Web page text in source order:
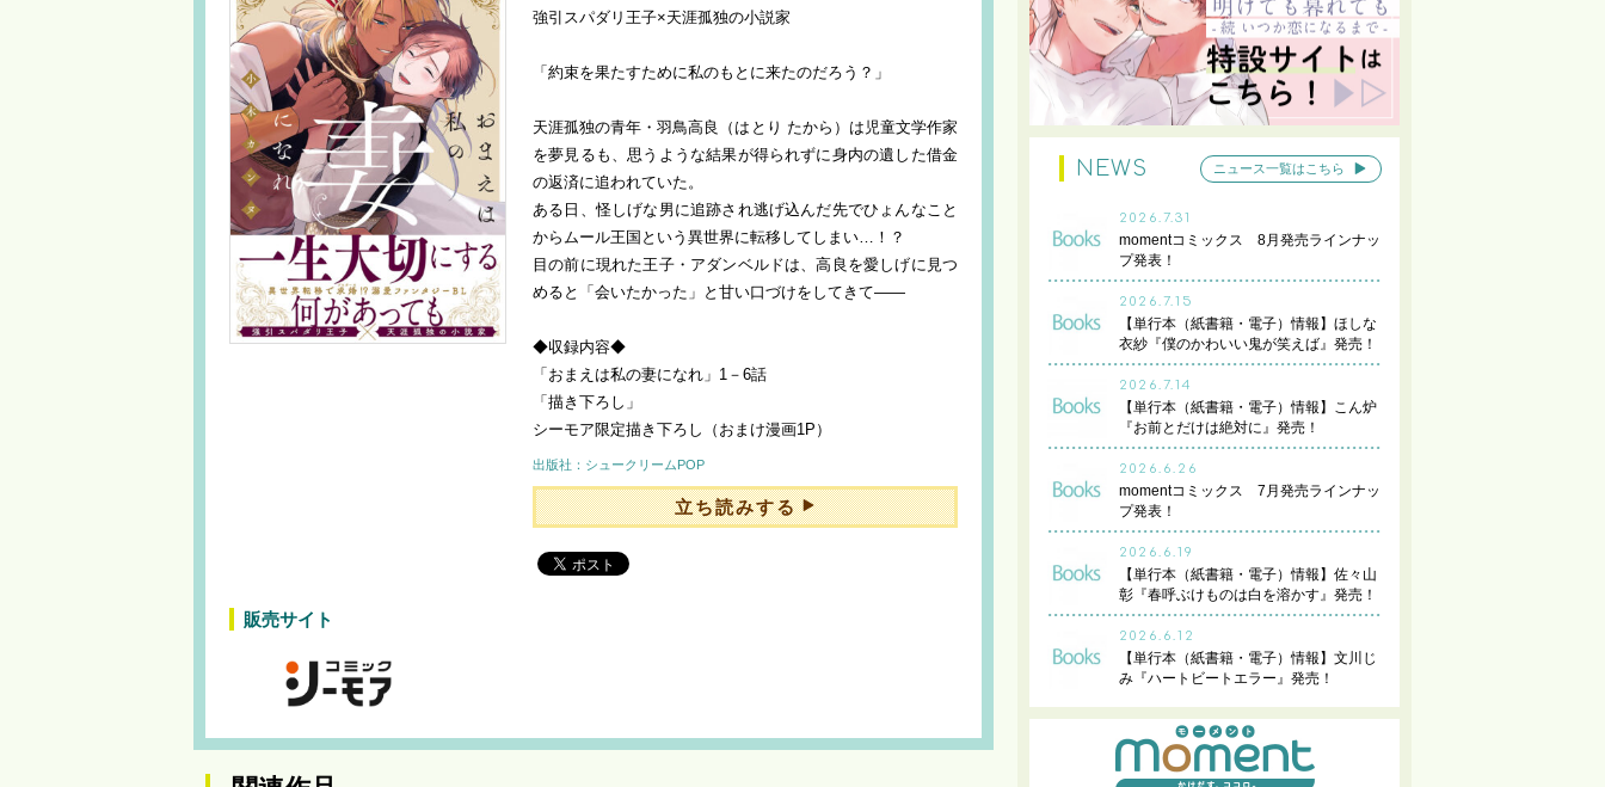
強引スパダリ王子×天涯孤独の小説家
「約束を果たすために私のもとに来たのだろう？」
天涯孤独の青年・羽鳥高良（はとり たから）は児童文学作家
を夢見るも、思うような結果が得られずに身内の遺した借金
の返済に追われていた。
ある日、怪しげな男に追跡され逃げ込んだ先でひょんなこと
からムール王国という異世界に転移してしまい…！？
目の前に現れた王子・アダンベルドは、高良を愛しげに見つ
めると「会いたかった」と甘い口づけをしてきて――
◆収録内容◆
「おまえは私の妻になれ」1－6話
「描き下ろし」
シーモア限定描き下ろし（おまけ漫画1P）
出版社：シュークリームPOP
立ち読みする
販売サイト
NEWS ニュース一覧はこちら
2026.7.31
momentコミックス 8月発売ラインナッ
プ発表！
2026.7.15
【単行本（紙書籍・電子）情報】ほしな
衣紗『僕のかわいい鬼が笑えば』発売！
2026.7.14
【単行本（紙書籍・電子）情報】こん炉
『お前とだけは絶対に』発売！
2026.6.26
momentコミックス 7月発売ラインナッ
プ発表！
2026.6.19
【単行本（紙書籍・電子）情報】佐々山
彰『春呼ぶけものは白を溶かす』発売！
2026.6.12
【単行本（紙書籍・電子）情報】文川じ
み『ハートビートエラー』発売！